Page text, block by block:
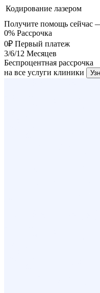
Кодирование лазером
Получите помощь сейчас
0% Рассрочка
0₽ Первый платеж
3/6/12 Месяцев
Беспроцентная рассрочка
на все услуги клиники